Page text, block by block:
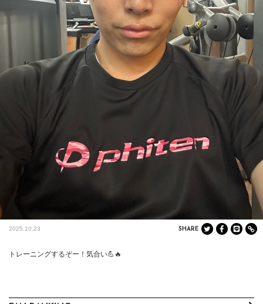
2025.10.23 SHARE
トレーニングするぞー！気合い💪🔥